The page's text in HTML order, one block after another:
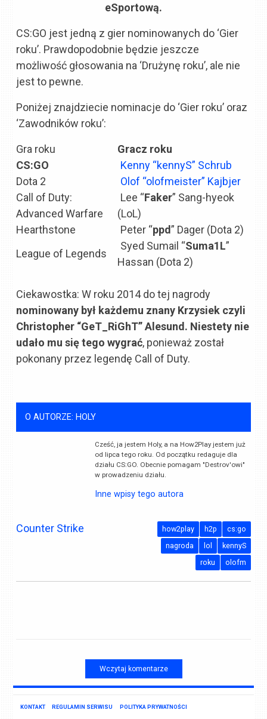
eSportową.
CS:GO jest jedną z gier nominowanych do ‘Gier
roku’. Prawdopodobnie będzie jeszcze
możliwość głosowania na ‘Drużynę roku’, ale nie
jest to pewne.
Poniżej znajdziecie nominacje do ‘Gier roku’ oraz
‘Zawodników roku’:
Gra roku
Gracz roku
CS:GO
Kenny “kennyS” Schrub
Dota 2
Olof “olofmeister” Kajbjer
Call of Duty:
Advanced Warfare
Lee “Faker” Sang-hyeok
(LoL)
Hearthstone
Peter “ppd” Dager (Dota 2)
League of Legends
Syed Sumail “Suma1L”
Hassan (Dota 2)
Ciekawostka: W roku 2014 do tej nagrody
nominowany był każdemu znany Krzysiek czyli
Christopher “GeT_RiGhT” Alesund. Niestety nie
udało mu się tego wygrać, ponieważ został
pokonany przez legendę Call of Duty.
O AUTORZE: HOLY
Cześć, ja jestem Holy, a na How2Play jestem już
od lipca tego roku. Od początku redaguje dla
działu CS:GO. Obecnie pomagam "Destrov'owi"
w prowadzeniu działu.
Inne wpisy tego autora
Counter Strike cs:go
h2p
how2play
kennyS
lol
nagroda
olofm
roku
Wczytaj komentarze
KONTAKT REGULAMIN SERWISU POLITYKA PRYWATNOŚCI